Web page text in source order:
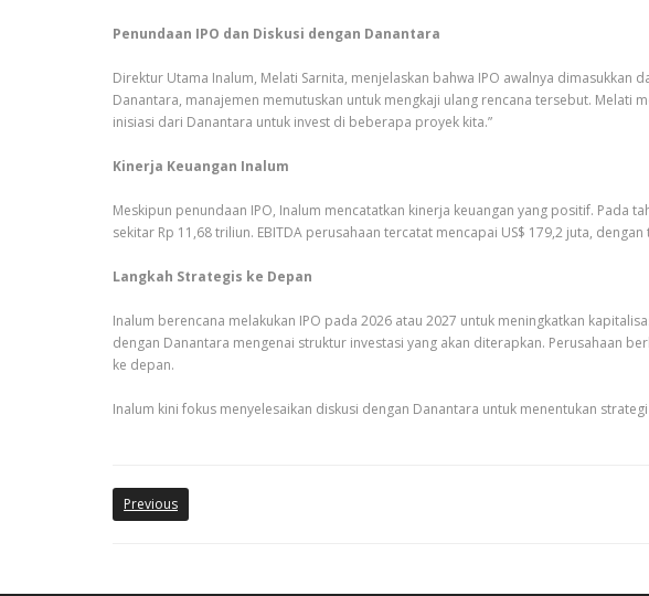
Penundaan IPO dan Diskusi dengan Danantara
Direktur Utama Inalum, Melati Sarnita, menjelaskan bahwa IPO awalnya
Danantara, manajemen memutuskan untuk mengkaji ulang rencana tersebut. Melati
inisiasi dari Danantara untuk invest di beberapa proyek kita.”
Kinerja Keuangan Inalum
Meskipun penundaan IPO, Inalum mencatatkan kinerja keuangan yang positif. Pada
sekitar Rp 11,68 triliun. EBITDA perusahaan tercatat mencapai US$ 179,2 juta,
Langkah Strategis ke Depan
Inalum berencana melakukan IPO pada 2026 atau 2027 untuk meningkatkan
dengan Danantara mengenai struktur investasi yang akan diterapkan. Perusahaan
ke depan.
Inalum kini fokus menyelesaikan diskusi dengan Danantara untuk menentukan
Previous